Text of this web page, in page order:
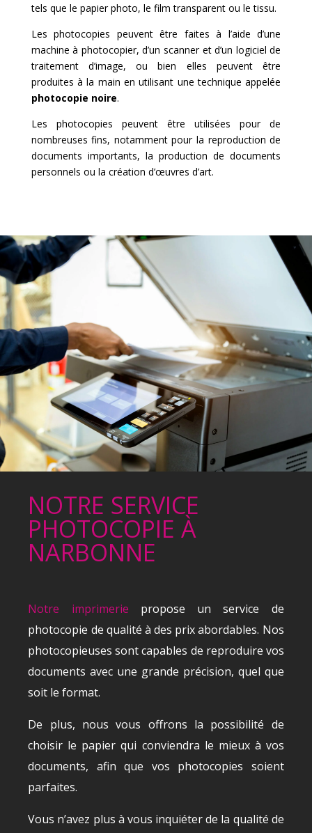
tels que le papier photo, le film transparent ou le tissu.
Les photocopies peuvent être faites à l’aide d’une
machine à photocopier, d’un scanner et d’un logiciel de
traitement d’image, ou bien elles peuvent être
produites à la main en utilisant une technique appelée
photocopie noire.
Les photocopies peuvent être utilisées pour de
nombreuses fins, notamment pour la reproduction de
documents importants, la production de documents
personnels ou la création d’œuvres d’art.
NOTRE SERVICE
PHOTOCOPIE À
NARBONNE
Notre imprimerie propose un service de
photocopie de qualité à des prix abordables. Nos
photocopieuses sont capables de reproduire vos
documents avec une grande précision, quel que
soit le format.
De plus, nous vous offrons la possibilité de
choisir le papier qui conviendra le mieux à vos
documents, afin que vos photocopies soient
parfaites.
Vous n’avez plus à vous inquiéter de la qualité de